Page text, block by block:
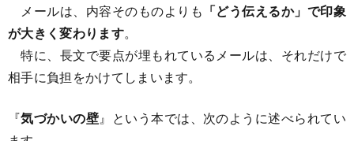
メールは、内容そのものよりも 「どう伝えるか」で印象
が大きく変わります。
特に、長文で要点が埋もれているメールは、それだけで
相手に負担をかけてしまいます。
『気づかいの壁』という本では、次のように述べられてい